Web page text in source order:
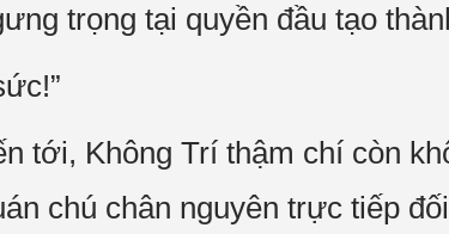
trọng tại quyền đầu tạo
tới, Không Trí thậm chí còn
chú chân nguyên trực tiếp